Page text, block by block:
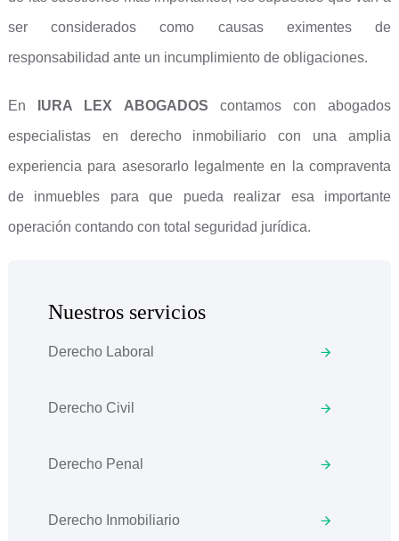
ser considerados como causas eximentes de
responsabilidad ante un incumplimiento de obligaciones.
En IURA LEX ABOGADOS contamos con abogados
especialistas en derecho inmobiliario con una amplia
experiencia para asesorarlo legalmente en la compraventa
de inmuebles para que pueda realizar esa importante
operación contando con total seguridad jurídica.
Nuestros servicios
Derecho Laboral
Derecho Civil
Derecho Penal
Derecho Inmobiliario